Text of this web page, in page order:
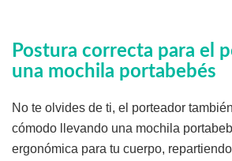
Postura correcta para el
una mochila portabebés
No te olvides de ti, el porteador
cómodo llevando una mochila
ergonómica para tu cuerpo,